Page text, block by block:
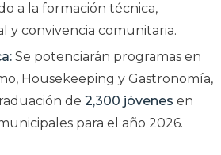
a la formación técnica,
y convivencia comunitaria.
Se potenciarán programas en
Housekeeping y Gastronomía,
de 2,300 jóvenes en
para el año 2026.